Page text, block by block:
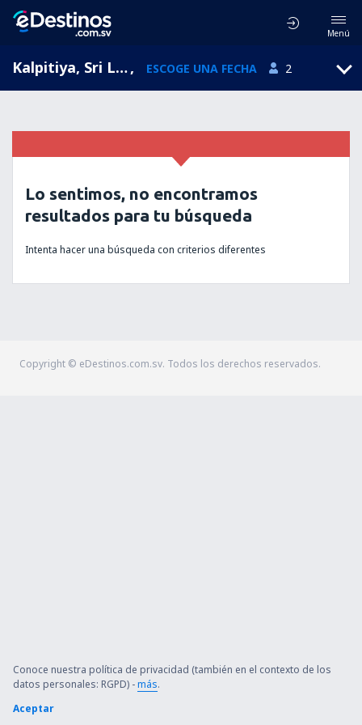
Menú
Kalpitiya, Sri Lanka, ESCOGE UNA FECHA 2
Lo sentimos, no encontramos
resultados para tu búsqueda
Intenta hacer una búsqueda con criterios diferentes
Copyright © eDestinos.com.sv. Todos los derechos reservados.
Conoce nuestra política de privacidad (también en el contexto de los
datos personales: RGPD) -más.
Aceptar